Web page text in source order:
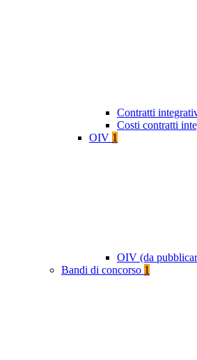
Contratti
Costi contratti
OIV 1
OIV (da
Bandi di concorso 1